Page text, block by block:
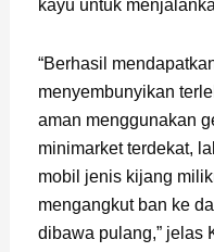
kayu untuk
“Berhasil
menyembunyikan
aman menggunakan
minimarket terdekat,
mobil jenis kijang
mengangkut ban ke
dibawa pulang,” jelas